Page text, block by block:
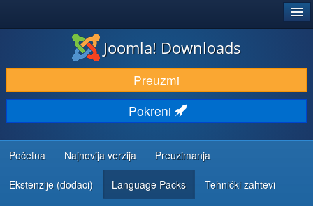
PREUZIMANJE I PROŠIRENJA (EKSTENZIJE)
OTKRIJTE I NAUČITE
ZAJEDNICA I PODRŠKA
RESURSI ZA RAZVOJ
Joomla! Downloads
Preuzmi
Pokreni
Početna Najnovija verzija Preuzimanja
Ekstenzije (dodaci) Language Packs Tehnički zahtevi